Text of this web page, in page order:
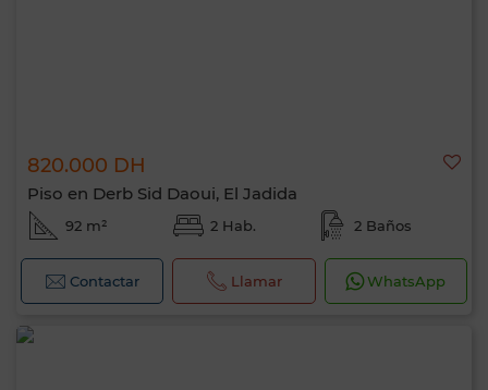
820.000 DH
Piso en Derb Sid Daoui, El Jadida
92 m² 2 Hab. 2 Baños
Contactar Llamar WhatsApp